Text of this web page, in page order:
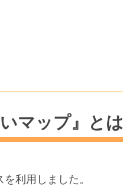
マップ』とは
利用しました。